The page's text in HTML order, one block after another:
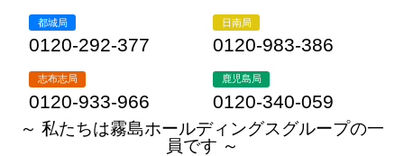
都城局
0120-292-377
日南局
0120-983-386
志布志局
0120-933-966
鹿児島局
0120-340-059
～ 私たちは霧島ホールディングスグループの一
員です ～